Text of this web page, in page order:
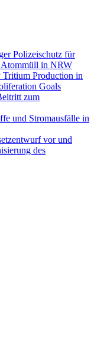
Polizeischutz für
Atommüll in NRW
Production in
Goals
zum
und Stromausfälle in
vor und
des